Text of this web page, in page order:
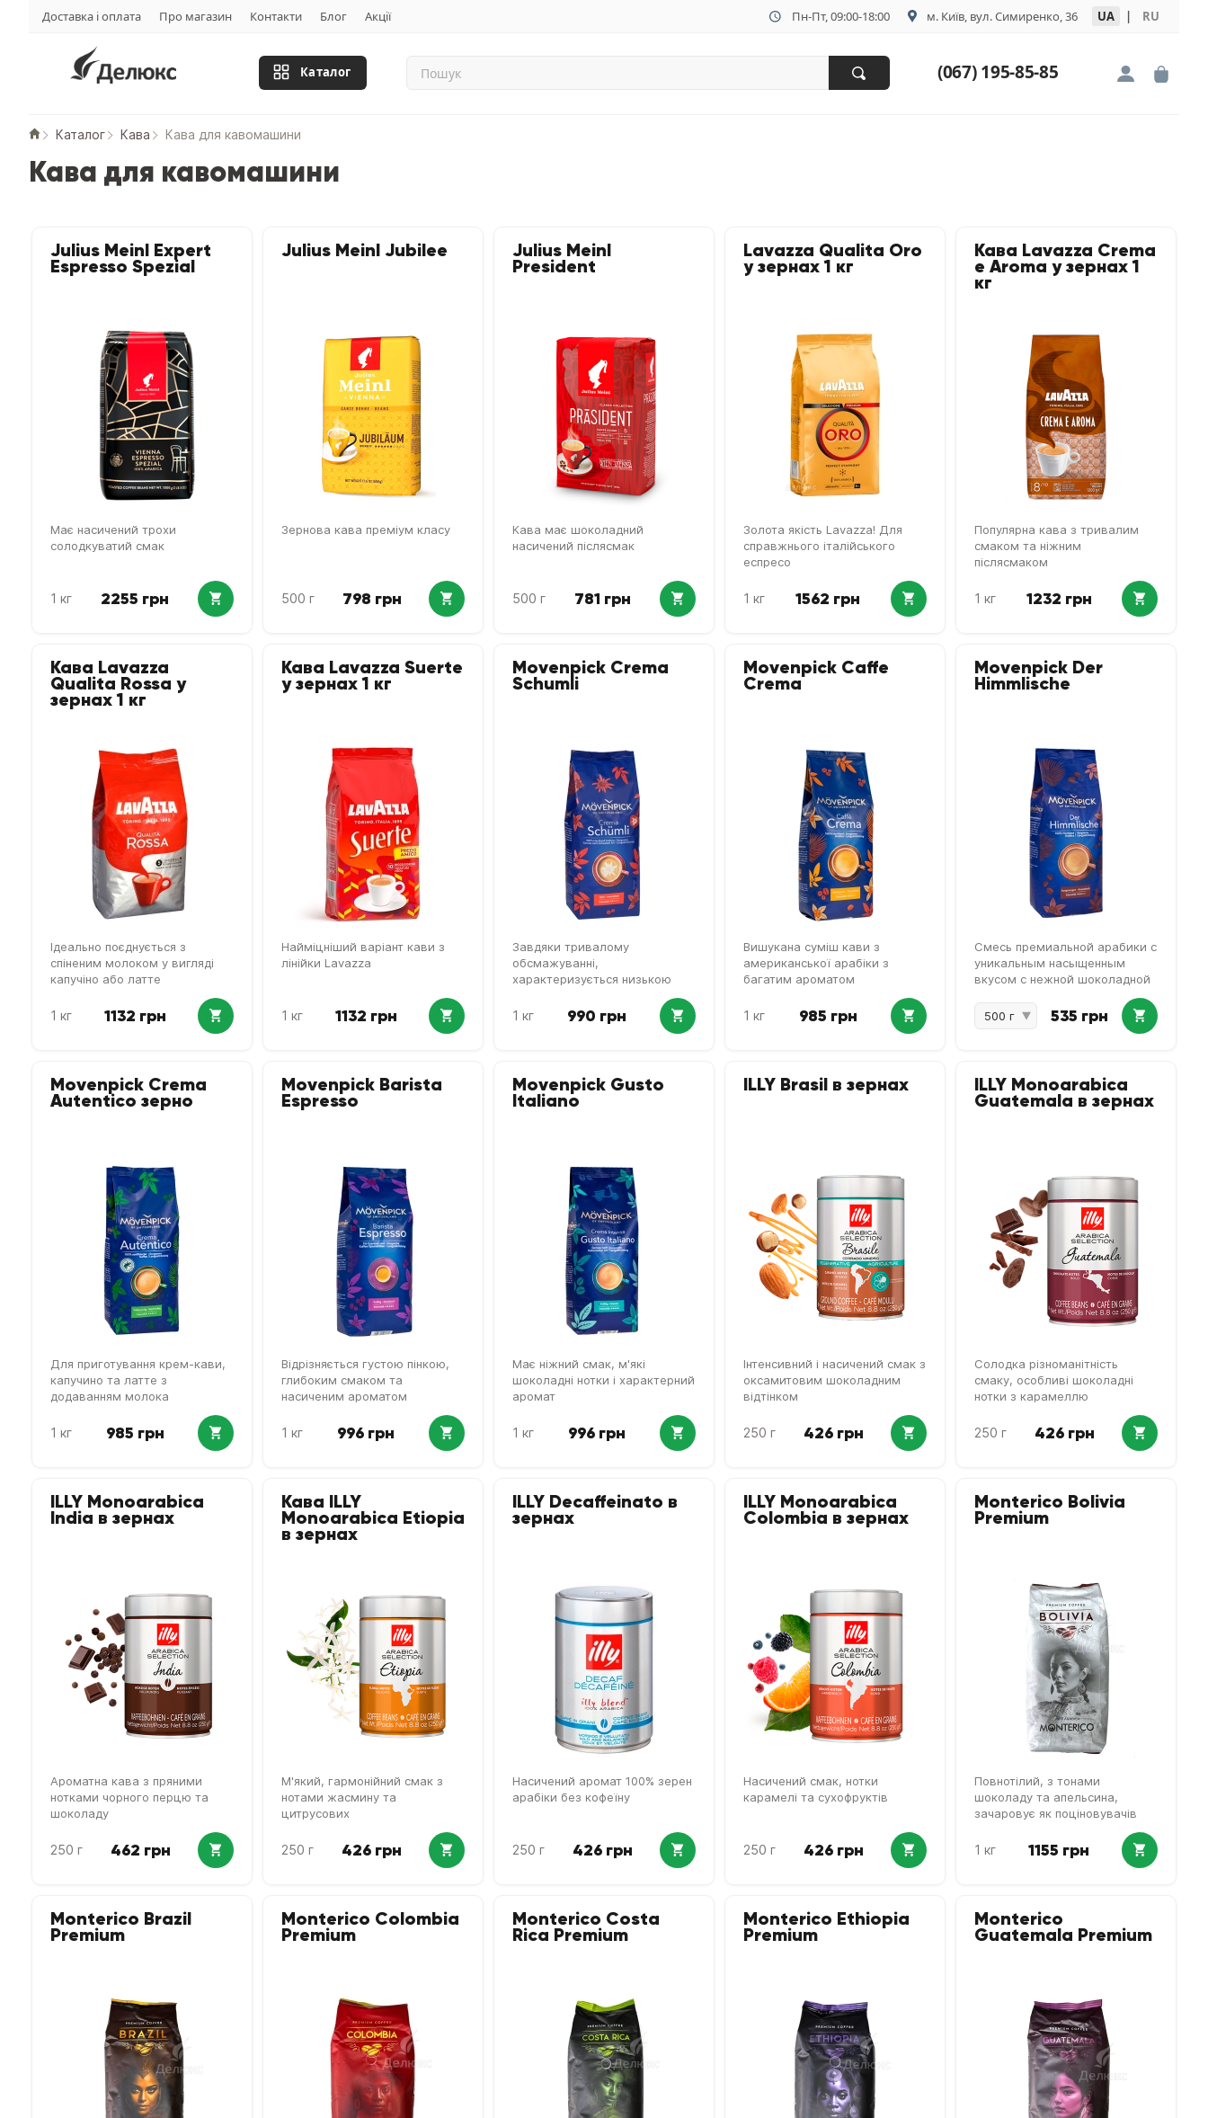
Доставка і оплата Про магазин Контакти Блог Акції Пн-Пт, 09:00-18:00 м. Київ, вул. Симиренко, 36 UA | RU
Каталог (067) 195-85-85
Каталог Кава Кава для кавомашини
Кава для кавомашини
Julius Meinl Expert
Espresso Spezial
Має насичений трохи
солодкуватий смак
1 кг 2255 грн
Julius Meinl Jubilee
Зернова кава преміум класу
500 г 798 грн
Julius Meinl
President
Кава має шоколадний
насичений післясмак
500 г 781 грн
Lavazza Qualita Oro
у зернах 1 кг
Золота якість Lavazza! Для
справжнього італійського
еспресо
1 кг 1562 грн
Кава Lavazza Crema
e Aroma у зернах 1
кг
Популярна кава з тривалим
смаком та ніжним
післясмаком
1 кг 1232 грн
Кава Lavazza
Qualita Rossa у
зернах 1 кг
Ідеально поєднується з
спіненим молоком у вигляді
капучіно або латте
1 кг 1132 грн
Кава Lavazza Suerte
у зернах 1 кг
Найміцніший варіант кави з
лінійки Lavazza
1 кг 1132 грн
Movenpick Crema
Schumli
Завдяки тривалому
обсмажуванні,
характеризується низькою
гіркотою
1 кг 990 грн
Movenpick Caffe
Crema
Вишукана суміш кави з
американської арабіки з
багатим ароматом
1 кг 985 грн
Movenpick Der
Himmlische
Смесь премиальной арабики с
уникальным насыщенным
вкусом с нежной шоколадной
535 грн
Movenpick Crema
Autentico зерно
Для приготування крем-кави,
капучино та латте з
додаванням молока
1 кг 985 грн
Movenpick Barista
Espresso
Відрізняється густою пінкою,
глибоким смаком та
насиченим ароматом
1 кг 996 грн
Movenpick Gusto
Italiano
Має ніжний смак, м'які
шоколадні нотки і характерний
аромат
1 кг 996 грн
ILLY Brasil в зернах
Інтенсивний і насичений смак з
оксамитовим шоколадним
відтінком
250 г 426 грн
ILLY Monoarabica
Guatemala в зернах
Солодка різноманітність
смаку, особливі шоколадні
нотки з карамеллю
250 г 426 грн
ILLY Monoarabica
India в зернах
Ароматна кава з пряними
нотками чорного перцю та
шоколаду
250 г 462 грн
Кава ILLY
Monoarabica Etiopia
в зернах
М'який, гармонійний смак з
нотами жасмину та
цитрусових
250 г 426 грн
ILLY Decaffeinato в
зернах
Насичений аромат 100% зерен
арабіки без кофеїну
250 г 426 грн
ILLY Monoarabica
Colombia в зернах
Насичений смак, нотки
карамелі та сухофруктів
250 г 426 грн
Monterico Bolivia
Premium
Повнотілий, з тонами
шоколаду та апельсина,
зачаровує як поціновувачів
1 кг 1155 грн
Monterico Brazil
Premium
Monterico Colombia
Premium
Monterico Costa
Rica Premium
Monterico Ethiopia
Premium
Monterico
Guatemala Premium